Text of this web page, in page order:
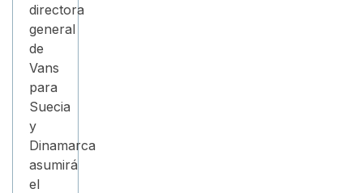
directora
general
de
Vans
para
Suecia
y
Dinamarca
asumirá
el